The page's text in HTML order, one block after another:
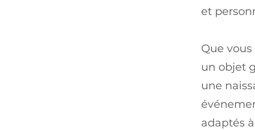
et
Que
un objet
une
adaptés